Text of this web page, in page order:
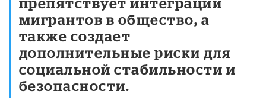
мигрантов в общество, а
также создает
дополнительные риски для
социальной стабильности и
безопасности.